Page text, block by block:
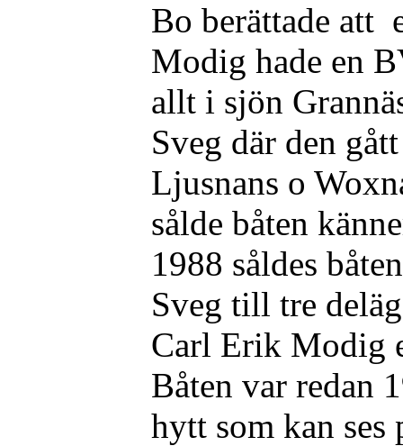
Bo berättade att
Modig hade en
allt i sjön
Sveg där den
Ljusnans o
sålde båten
1988 såldes
Sveg till tre
Carl Erik Modig
Båten var redan
hytt som kan ses